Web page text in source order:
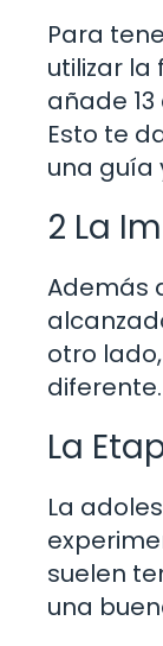
Para
utilizar
añade
Esto te
una guía
2 La
Además
otro
diferente.
La
La
suelen
una